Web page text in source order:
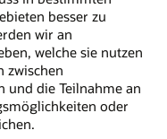
besser zu
wir an
welche sie nutzen
zwischen
und die Teilnahme an
oder